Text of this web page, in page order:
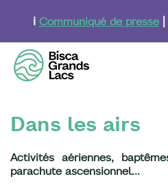
principal
ℹ️ Communiqué de presse|
Dans les airs
Activités aériennes,
parachute ascensionnel...